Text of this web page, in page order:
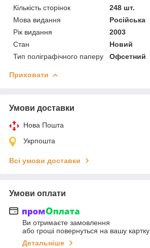
Кількість сторінок
248 шт.
Мова видання
Російська
Рік видання
2003
Стан
Новий
Тип поліграфічного паперу
Офсетний
Приховати
Умови доставки
Нова Пошта
Укрпошта
Всі умови доставки
Умови оплати
Ви отримаєте замовлення
або гроші повернуться на вашу картку
Детальніше